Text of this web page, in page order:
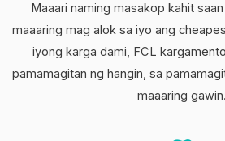
Maaari naming masakop kahit
maaaring mag alok sa iyo ang
iyong karga dami, FCL
pamamagitan ng hangin, sa
maaaring gawin.